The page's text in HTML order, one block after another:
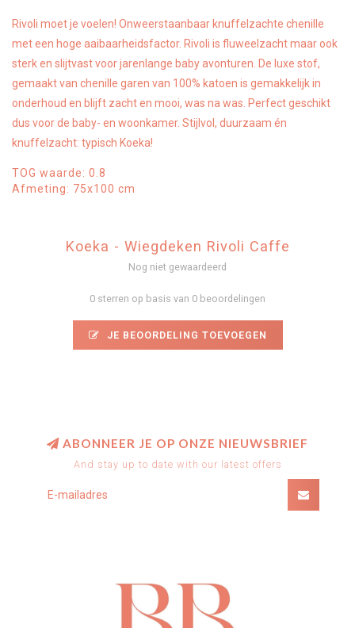
Rivoli moet je voelen! Onweerstaanbaar knuffelzachte chenille
met een hoge aaibaarheidsfactor. Rivoli is fluweelzacht maar ook
sterk en slijtvast voor jarenlange baby avonturen. De luxe stof,
gemaakt van chenille garen van 100% katoen is gemakkelijk in
onderhoud en blijft zacht en mooi, was na was. Perfect geschikt
dus voor de baby- en woonkamer. Stijlvol, duurzaam én
knuffelzacht: typisch Koeka!
TOG waarde: 0.8
Afmeting: 75x100 cm
Koeka - Wiegdeken Rivoli Caffe
Nog niet gewaardeerd
0 sterren op basis van 0 beoordelingen
JE BEOORDELING TOEVOEGEN
ABONNEER JE OP ONZE NIEUWSBRIEF
And stay up to date with our latest offers